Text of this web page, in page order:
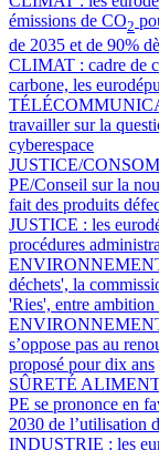
émissions de CO2
de 2035 et de 90%
CLIMAT : cadre de
carbone, les
travailler sur la
cyberespace
JUSTICE/
PE/Conseil sur la
fait des produits
JUSTICE : les
procédures
déchets', la
'Ries', entre ambition
s’oppose pas au
proposé pour dix ans
SÛRETÉ
PE se prononce en
2030 de l’utilisation
INDUSTRIE : les